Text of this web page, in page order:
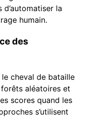
d’automatiser la
humain.
des
cheval de bataille
aléatoires et
scores quand les
s’utilisent